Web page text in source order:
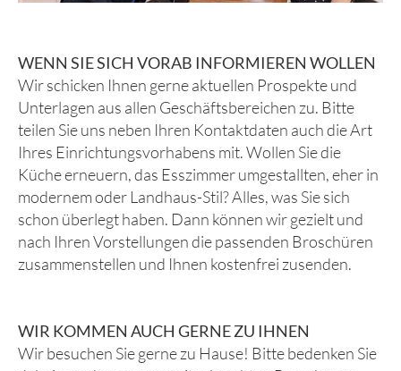
WENN SIE SICH VORAB INFORMIEREN WOLLEN
Wir schicken Ihnen gerne aktuellen Prospekte und
Unterlagen aus allen Geschäftsbereichen zu. Bitte
teilen Sie uns neben Ihren Kontaktdaten auch die Art
Ihres Einrichtungsvorhabens mit. Wollen Sie die
Küche erneuern, das Esszimmer umgestallten, eher in
modernem oder Landhaus-Stil? Alles, was Sie sich
schon überlegt haben. Dann können wir gezielt und
nach Ihren Vorstellungen die passenden Broschüren
zusammenstellen und Ihnen kostenfrei zusenden.
WIR KOMMEN AUCH GERNE ZU IHNEN
Wir besuchen Sie gerne zu Hause! Bitte bedenken Sie